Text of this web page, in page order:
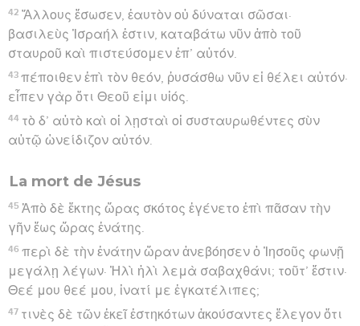
42 Ἄλλους ἔσωσεν, ἑαυτὸν οὐ δύναται σῶσαι·
βασιλεὺς Ἰσραήλ ἐστιν, καταβάτω νῦν ἀπὸ τοῦ
σταυροῦ καὶ πιστεύσομεν ἐπ’ αὐτόν.
43 πέποιθεν ἐπὶ τὸν θεόν, ῥυσάσθω νῦν εἰ θέλει αὐτόν·
εἶπεν γὰρ ὅτι Θεοῦ εἰμι υἱός.
44 τὸ δ’ αὐτὸ καὶ οἱ λῃσταὶ οἱ συσταυρωθέντες σὺν
αὐτῷ ὠνείδιζον αὐτόν.
La mort de Jésus
45 Ἀπὸ δὲ ἕκτης ὥρας σκότος ἐγένετο ἐπὶ πᾶσαν τὴν
γῆν ἕως ὥρας ἐνάτης.
46 περὶ δὲ τὴν ἐνάτην ὥραν ἀνεβόησεν ὁ Ἰησοῦς φωνῇ
μεγάλῃ λέγων· Ἠλὶ ἠλὶ λεμὰ σαβαχθάνι; τοῦτ’ ἔστιν·
Θεέ μου θεέ μου, ἱνατί με ἐγκατέλιπες;
47 τινὲς δὲ τῶν ἐκεῖ ἑστηκότων ἀκούσαντες ἔλεγον ὅτι